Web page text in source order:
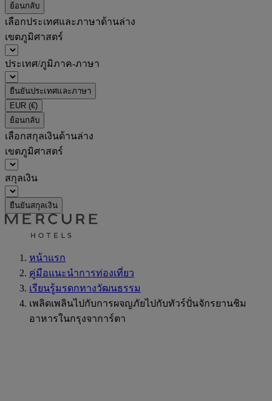
ย้อนกลับ
เลือกประเทศและภาษาด้านล่าง
เขตภูมิศาสตร์
ประเทศ/ภูมิภาค-ภาษา
ยืนยันประเทศและภาษา
EUR (€)
ย้อนกลับ
เลือกสกุลเงินด้านล่าง
เขตภูมิศาสตร์
สกุลเงิน
ยืนยันสกุลเงิน
หน้าแรก
คู่มือแนะนำการท่องเที่ยว
เรียนรู้มรดกทางวัฒนธรรม
เพลิดเพลินไปกับการผจญภัยไปกับทัวร์ปั่นจักรยานชิม
อาหารในกรุงจาการ์ตา